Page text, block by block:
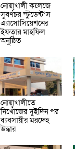
নোয়াখালী কলেজে
সুবর্ণচর স্টুডেন্ট’স
এ্যাসোসিয়েশনের
ইফতার মাহফিল
অনুষ্ঠিত
নোয়াখালীতে
নিখোঁজের দুইদিন পর
ব্যবসায়ীর মরদেহ
উদ্ধার